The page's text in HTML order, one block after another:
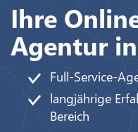
Ihre
Agentur
Full-Service-
langjährige
Bereich